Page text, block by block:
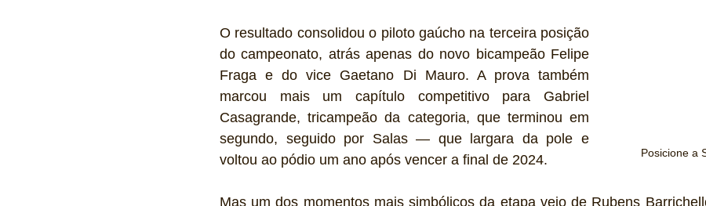
Posicione a
O resultado consolidou o piloto gaúcho na terceira posição
do campeonato, atrás apenas do novo bicampeão Felipe
Fraga e do vice Gaetano Di Mauro. A prova também
marcou mais um capítulo competitivo para Gabriel
Casagrande, tricampeão da categoria, que terminou em
segundo, seguido por Salas — que largara da pole e
voltou ao pódio um ano após vencer a final de 2024.
Mas um dos momentos mais simbólicos da etapa veio de Rubens